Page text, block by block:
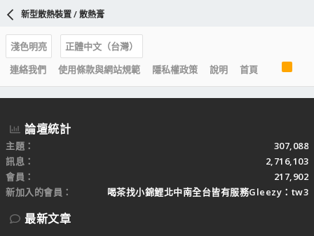
：
新型散熱裝置 / 散熱膏
淺色明亮
正體中文（台灣）
連絡我們
使用條款與網站規範 隱私權政策 說明 首頁
S
論壇統計
主題
307,088
訊息
2,716,103
會員
217,902
新加入的會員
喝茶找小錦鯉北中南全台皆有服務Gleezy：tw3
最新文章